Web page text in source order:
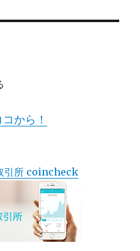
から！
引所 coincheck